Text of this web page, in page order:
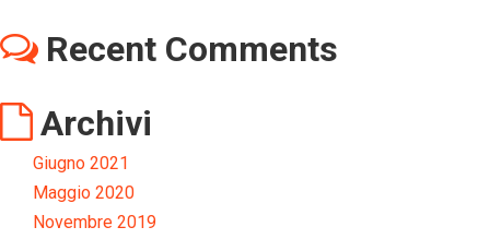
Recent Comments
Archivi
Giugno 2021
Maggio 2020
Novembre 2019